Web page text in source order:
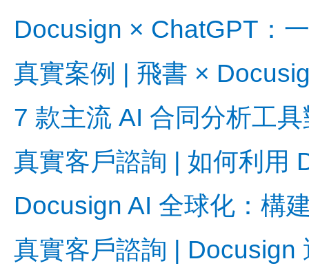
Docusign × ChatGPT：
真實案例 | 飛書 ×
7 款主流 AI 合同分析工
真實客戶諮詢 | 如何利用
Docusign AI 全球化：構
真實客戶諮詢 | Docusign